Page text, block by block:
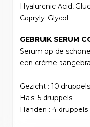
Hyaluronic Acid,
Caprylyl Glycol
GEBRUIK SERUM
Serum op de
een crème
Gezicht : 10 druppels
Hals: 5 druppels
Handen : 4 druppels